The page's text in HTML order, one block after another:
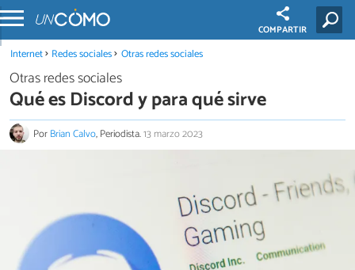
COMPARTIR
Internet Redes sociales Otras redes sociales
Otras redes sociales
Qué es Discord y para qué sirve
PorBrian Calvo, Periodista.13 marzo 2023